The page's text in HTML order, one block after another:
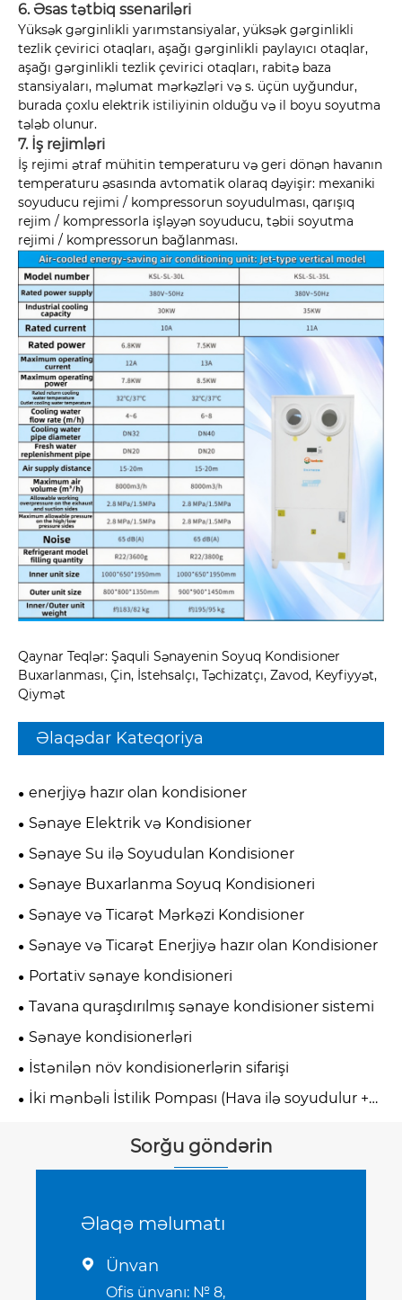
6. Əsas tətbiq ssenariləri
Yüksək gərginlikli yarımstansiyalar, yüksək gərginlikli
tezlik çevirici otaqları, aşağı gərginlikli paylayıcı otaqlar,
aşağı gərginlikli tezlik çevirici otaqları, rabitə baza
stansiyaları, məlumat mərkəzləri və s. üçün uyğundur,
burada çoxlu elektrik istiliyinin olduğu və il boyu soyutma
tələb olunur.
7. İş rejimləri
İş rejimi ətraf mühitin temperaturu və geri dönən havanın
temperaturu əsasında avtomatik olaraq dəyişir: mexaniki
soyuducu rejimi / kompressorun soyudulması, qarışıq
rejim / kompressorla işləyən soyuducu, təbii soyutma
rejimi / kompressorun bağlanması.
Qaynar Teqlər: Şaquli Sənayenin Soyuq Kondisioner
Buxarlanması, Çin, İstehsalçı, Təchizatçı, Zavod, Keyfiyyət,
Qiymət
Əlaqədar Kateqoriya
enerjiyə hazır olan kondisioner
Sənaye Elektrik və Kondisioner
Sənaye Su ilə Soyudulan Kondisioner
Sənaye Buxarlanma Soyuq Kondisioneri
Sənaye və Ticarət Mərkəzi Kondisioner
Sənaye və Ticarət Enerjiyə hazır olan Kondisioner
Portativ sənaye kondisioneri
Tavana quraşdırılmış sənaye kondisioner sistemi
Sənaye kondisionerləri
İstənilən növ kondisionerlərin sifarişi
İki mənbəli İstilik Pompası (Hava ilə soyudulur +
Sorğu göndərin
Əlaqə məlumatı
 Ünvan
Ofis ünvanı: № 8,